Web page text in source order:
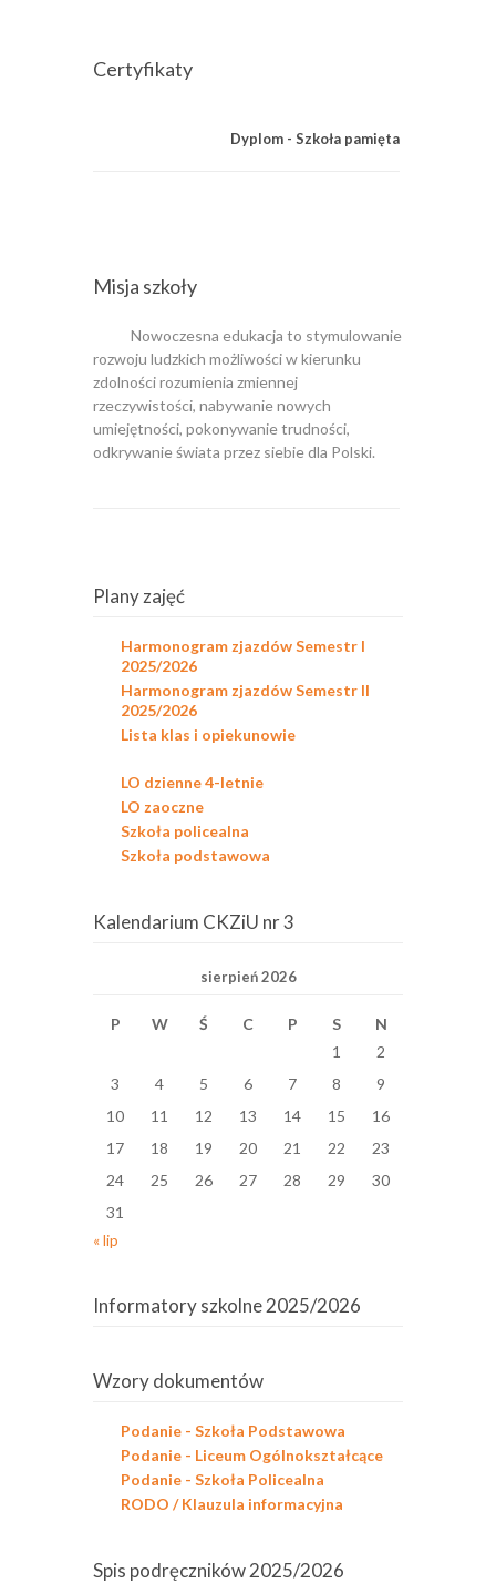
Certyfikaty
Dyplom - Szkoła pamięta
Misja szkoły
Nowoczesna edukacja to stymulowanie
rozwoju ludzkich możliwości w kierunku
zdolności rozumienia zmiennej
rzeczywistości, nabywanie nowych
umiejętności, pokonywanie trudności,
odkrywanie świata przez siebie dla Polski.
Plany zajęć
Harmonogram zjazdów Semestr I
2025/2026
Harmonogram zjazdów Semestr II
2025/2026
Lista klas i opiekunowie
LO dzienne 4-letnie
LO zaoczne
Szkoła policealna
Szkoła podstawowa
Kalendarium CKZiU nr 3
sierpień 2026
P W Ś C P S
N
1
2
3
4 5 6 7 8
9
10
11 12 13 14 15
16
17
18 19 20 21 22
23
24
25 26 27 28 29
30
31
« lip
Informatory szkolne 2025/2026
Wzory dokumentów
Podanie - Szkoła Podstawowa
Podanie - Liceum Ogólnokształcące
Podanie - Szkoła Policealna
RODO / Klauzula informacyjna
Spis podręczników 2025/2026